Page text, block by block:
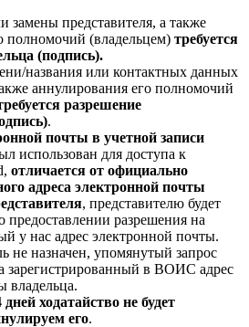
замены представителя, а также
полномочий (владельцем) требуется
(подпись).
названия или контактных данных
аннулирования его полномочий
разрешение
.
почты в учетной записи
использован для доступа к
отличается от официально
адреса электронной почты
, представителю будет
предоставлении разрешения на
у нас адрес электронной почты.
не назначен, упомянутый запрос
зарегистрированный в ВОИС адрес
владельца.
ходатайство не будет
его.